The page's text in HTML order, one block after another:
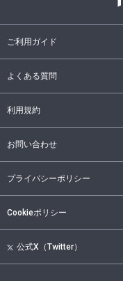
ご利用ガイド
よくある質問
利用規約
お問い合わせ
プライバシーポリシー
Cookieポリシー
公式X（Twitter）